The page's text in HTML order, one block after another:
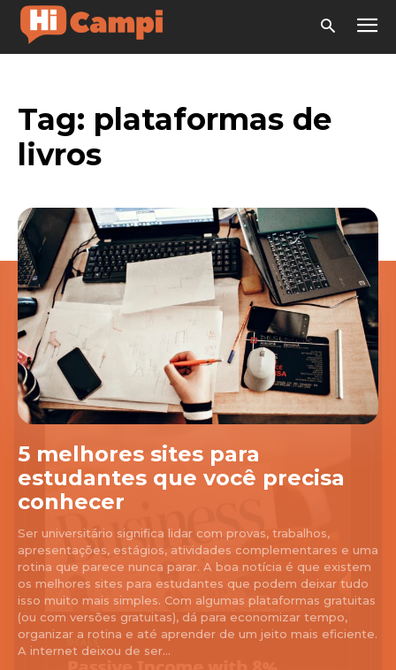
Tag: plataformas de
livros
5 melhores sites para
estudantes que você precisa
conhecer
Ser universitário significa lidar com provas, trabalhos,
apresentações, estágios, atividades complementares e uma
rotina que parece nunca parar. A boa notícia é que existem
os melhores sites para estudantes que podem deixar tudo
isso muito mais simples. Com algumas plataformas gratuitas
(ou com versões gratuitas), dá para economizar tempo,
organizar a rotina e até aprender de um jeito mais eficiente.
A internet deixou de ser...